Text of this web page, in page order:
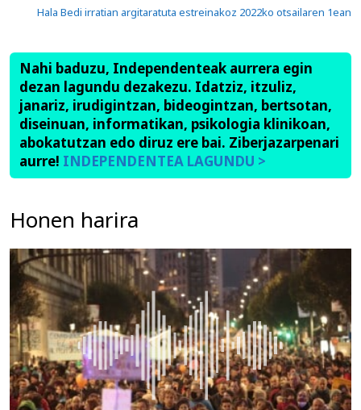
Hala Bedi irratian argitaratuta estreinakoz 2022ko otsailaren 1ean
Nahi baduzu, Independenteak aurrera egin
dezan lagundu dezakezu. Idatziz, itzuliz,
janariz, irudigintzan, bideogintzan, bertsotan,
diseinuan, informatikan, psikologia klinikoan,
abokatutzan edo diruz ere bai. Ziberjazarpenari
aurre! INDEPENDENTEA LAGUNDU >
Honen harira